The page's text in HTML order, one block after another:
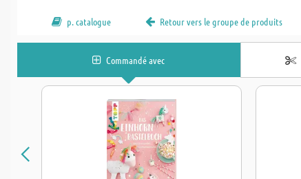
p. catalogue Retour vers le groupe de produits
Commandé avec